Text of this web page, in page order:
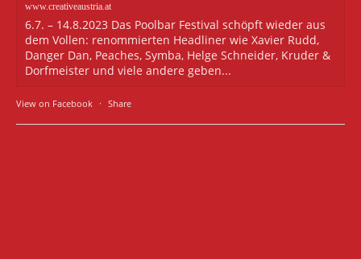
www.creativeaustria.at
6.7. – 14.8.2023 Das Poolbar Festival schöpft wieder aus
dem Vollen: renommierten Headliner wie Xavier Rudd,
Danger Dan, Peaches, Symba, Helge Schneider, Kruder &
Dorfmeister und viele andere geben...
View on Facebook · Share